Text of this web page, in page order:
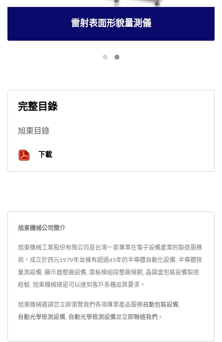
雷射表面形貌量測儀
完整目錄
旭東目錄
下載
旭東機械公司簡介
旭東機械工業股份有限公司是台灣一家專業在電子設備產業的製造服務
商。成立於西元1979年並擁有超過45年的半導體自動化設備, 半導體檢
量測設備, 顯示器整廠設備, 面板模組段整廠規劃, 晶圓盒包裝設備製造
經驗, 旭東機械總是可以達到客戶各種品質要求。
旭東機械邀請您立即瀏覽我們各項專業產品服務 自動包裝設備
自動光學檢測設備 自動光學檢測設備並立即聯絡我們 。